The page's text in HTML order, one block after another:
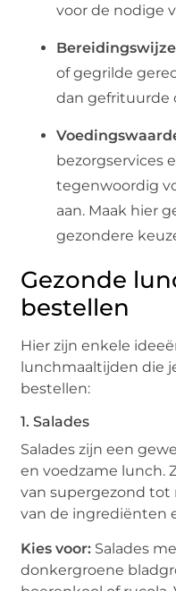
voor de nodige
of gegrilde
dan gefrituurde
bezorgservices
tegenwoordig
aan. Maak hier
gezondere
Gezonde
bestellen
Hier zijn enkele
lunchmaaltijden die
bestellen:
1. Salades
Salades zijn een
en voedzame lunch.
van supergezond tot
van de ingrediënten
Kies voor: Salades
donkergroene